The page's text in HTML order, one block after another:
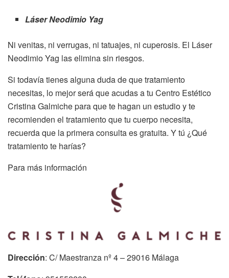
Láser Neodimio Yag
Ni venitas, ni verrugas, ni tatuajes, ni cuperosis. El Láser
Neodimio Yag las elimina sin riesgos.
Si todavía tienes alguna duda de que tratamiento
necesitas, lo mejor será que acudas a tu Centro Estético
Cristina Galmiche para que te hagan un estudio y te
recomienden el tratamiento que tu cuerpo necesita,
recuerda que la primera consulta es gratuita. Y tú ¿Qué
tratamiento te harías?
Para más información
Dirección: C/ Maestranza nº 4 – 29016 Málaga